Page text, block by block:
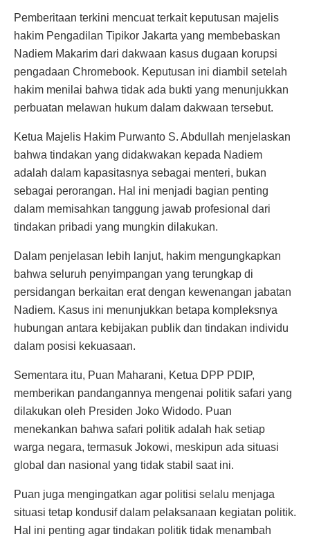
Pemberitaan terkini mencuat terkait keputusan majelis
hakim Pengadilan Tipikor Jakarta yang membebaskan
Nadiem Makarim dari dakwaan kasus dugaan korupsi
pengadaan Chromebook. Keputusan ini diambil setelah
hakim menilai bahwa tidak ada bukti yang menunjukkan
perbuatan melawan hukum dalam dakwaan tersebut.
Ketua Majelis Hakim Purwanto S. Abdullah menjelaskan
bahwa tindakan yang didakwakan kepada Nadiem
adalah dalam kapasitasnya sebagai menteri, bukan
sebagai perorangan. Hal ini menjadi bagian penting
dalam memisahkan tanggung jawab profesional dari
tindakan pribadi yang mungkin dilakukan.
Dalam penjelasan lebih lanjut, hakim mengungkapkan
bahwa seluruh penyimpangan yang terungkap di
persidangan berkaitan erat dengan kewenangan jabatan
Nadiem. Kasus ini menunjukkan betapa kompleksnya
hubungan antara kebijakan publik dan tindakan individu
dalam posisi kekuasaan.
Sementara itu, Puan Maharani, Ketua DPP PDIP,
memberikan pandangannya mengenai politik safari yang
dilakukan oleh Presiden Joko Widodo. Puan
menekankan bahwa safari politik adalah hak setiap
warga negara, termasuk Jokowi, meskipun ada situasi
global dan nasional yang tidak stabil saat ini.
Puan juga mengingatkan agar politisi selalu menjaga
situasi tetap kondusif dalam pelaksanaan kegiatan politik.
Hal ini penting agar tindakan politik tidak menambah